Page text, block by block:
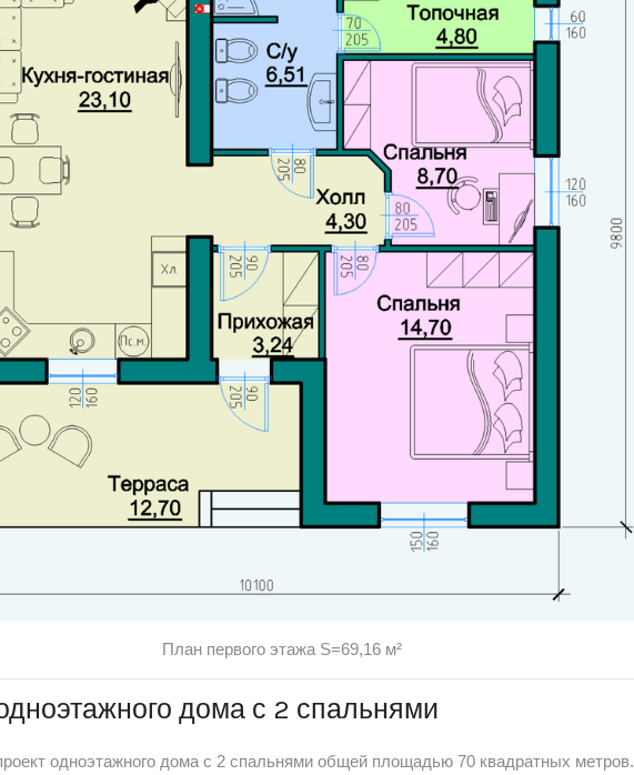
План первого этажа S=69,16 м²
дома с 2 спальнями
одноэтажного дома с 2 спальнями общей площадью 70 квадратных метров.